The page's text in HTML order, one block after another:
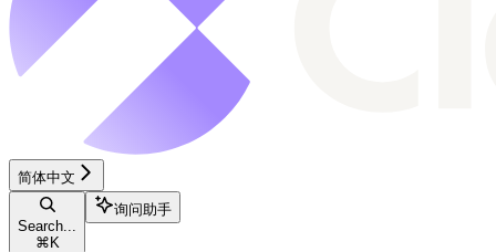
简体中文
Search...
⌘ K
询问助手